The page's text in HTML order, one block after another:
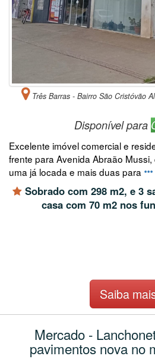
Três Barras - Bairro São Cristóvão
Disponível para
Excelente imóvel comercial e
frente para Avenida Abraão
uma já locada e mais duas para
Sobrado com 298 m2, e 3
casa com 70 m2 nos
Saiba
Mercado -
pavimentos nova no